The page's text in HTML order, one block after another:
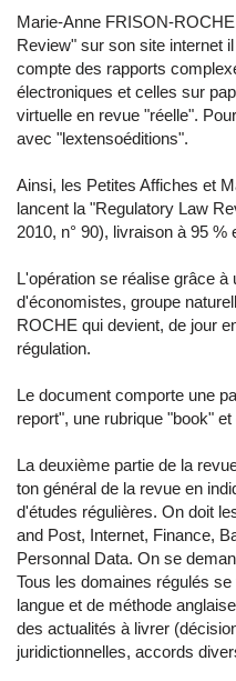
Marie-Anne FRISON-
Review" sur son site internet
compte des rapports
électroniques et celles sur
virtuelle en revue "réelle".
avec "lextensoéditions".
Ainsi, les Petites Affiches et
lancent la "Regulatory Law
2010, n° 90), livraison à 95 %
L'opération se réalise grâce à
d'économistes, groupe
ROCHE qui devient, de jour
régulation.
Le document comporte une
report", une rubrique "book"
La deuxième partie de la
ton général de la revue en
d'études régulières. On doit
and Post, Internet, Finance,
Personnal Data. On se
Tous les domaines régulés
langue et de méthode
des actualités à livrer
juridictionnelles, accords